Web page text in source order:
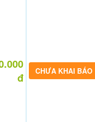
đ
CHƯA KHAI BÁO